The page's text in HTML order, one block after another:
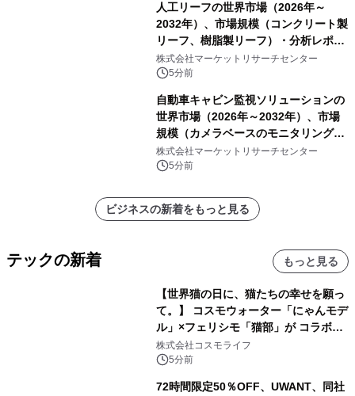
人工リーフの世界市場（2026年～
2032年）、市場規模（コンクリート製
リーフ、樹脂製リーフ）・分析レポー
トを発表
株式会社マーケットリサーチセンター
5分前
自動車キャビン監視ソリューションの
世界市場（2026年～2032年）、市場
規模（カメラベースのモニタリング、
赤外線センサーベースのモニタリン
グ、レーダーベースのモニタリング、
株式会社マーケットリサーチセンター
5分前
ビジネスの新着をもっと見る
テックの新着 もっと見る
【世界猫の日に、猫たちの幸せを願っ
て。】 コスモウォーター「にゃんモデ
ル」×フェリシモ「猫部」が コラボキ
ャンペーンを実施
株式会社コスモライフ
5分前
72時間限定50％OFF、UWANT、同社